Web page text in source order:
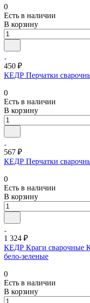
0
Есть в наличии
В корзину
450 ₽
КЕДР Перчатки
0
Есть в наличии
В корзину
567 ₽
КЕДР Перчатки
0
Есть в наличии
В корзину
1 324 ₽
КЕДР Краги
бело-зеленые
0
Есть в наличии
В корзину